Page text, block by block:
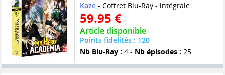
Kaze- Coffret Blu-Ray - intégrale
59.95 €
Article disponible
Points fidelités : 120
Nb Blu-Ray : 4 - Nb épisodes : 25